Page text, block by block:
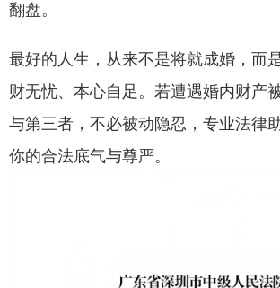
翻盘。
最好的人生，从来不是将就成婚，而
财无忧、本心自足。若遭遇婚内财产
与第三者，不必被动隐忍，专业法律
你的合法底气与尊严。